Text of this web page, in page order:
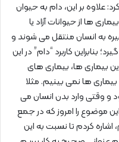
علاوه بر این، دام به حیوان
ها از حیوانات آزاد یا
به انسان منتقل می شوند و
بنابراین کاربرد “دام” در این
بیماری ها، بیماری های
ها نمی بینیم. مثلا
و وقتی وارد بدن انسان می
موضوع را امروز که در جمع
کردم تا نسبت به این